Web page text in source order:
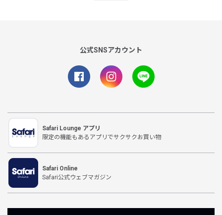
公式SNSアカウント
Safari Lounge アプリ
限定の機能もあるアプリでサクサクお買い物
Safari Online
Safari公式ウェブマガジン